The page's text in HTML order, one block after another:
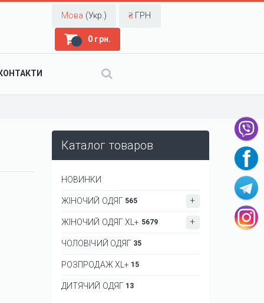
Мова (Укр.) ₴ ГРН
0 грн.
КОНТАКТИ
Каталог товаров
НОВИНКИ
ЖІНОЧИЙ ОДЯГ 565
ЖІНОЧИЙ ОДЯГ XL+ 5679
ЧОЛОВІЧИЙ ОДЯГ 35
РОЗПРОДАЖ XL+ 15
ДИТЯЧИЙ ОДЯГ 13